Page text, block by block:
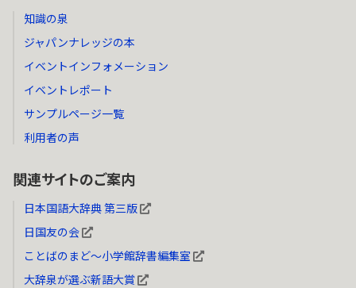
知識の泉
ジャパンナレッジの本
イベントインフォメーション
イベントレポート
サンプルページ一覧
利用者の声
関連サイトのご案内
日本国語大辞典 第三版
日国友の会
ことばのまど～小学館辞書編集室
大辞泉が選ぶ新語大賞